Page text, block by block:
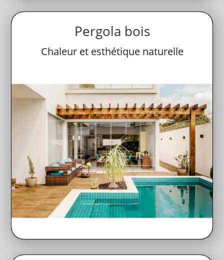
Pergola bois
Chaleur et esthétique naturelle